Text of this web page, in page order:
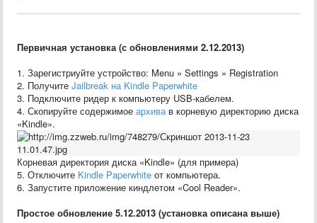
Первичная установка (с обновлениями 2.12.2013)
1. Зарегистриуйте устройство: Menu » Settings » Registration
2. Получите Jailbreak на Kindle Paperwhite
3. Подключите ридер к компьютеру USB-кабелем.
4. Скопируйте содержимое архива в корневую директорию диска
«Kindle».
Корневая директория диска «Kindle» (для примера)
5. Отключите Kindle Paperwhite от компьютера.
6. Запустите приложение киндлетом «Cool Reader».
Простое обновление 5.12.2013 (установка описана выше)